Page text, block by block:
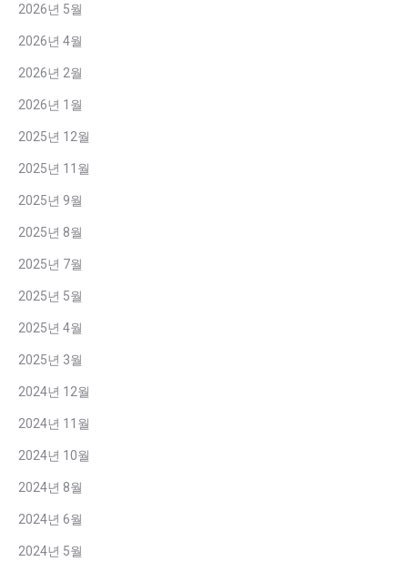
2026년 5월
2026년 4월
2026년 2월
2026년 1월
2025년 12월
2025년 11월
2025년 9월
2025년 8월
2025년 7월
2025년 5월
2025년 4월
2025년 3월
2024년 12월
2024년 11월
2024년 10월
2024년 8월
2024년 6월
2024년 5월